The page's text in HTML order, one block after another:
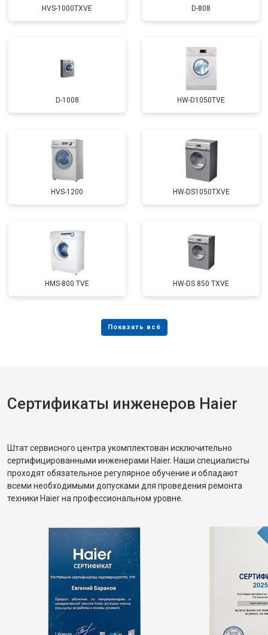
HVS-1000TXVE D-808
D-1008 HW-D1050TVE
HVS-1200 HW-DS1050TXVE
HMS-800 TVE HW-DS 850 TXVE
Сертификаты инженеров Haier
Штат сервисного центра укомплектован исключительно
сертифицированными инженерами Haier. Наши специалисты
проходят обязательное регулярное обучение и обладают
всеми необходимыми допусками для проведения ремонта
техники Haier на профессиональном уровне.